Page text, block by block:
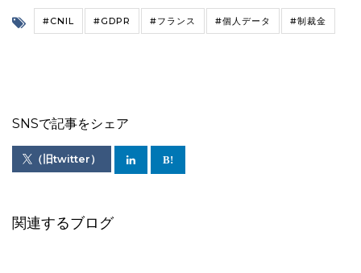
#CNIL #GDPR #フランス #個人データ #制裁金
SNSで記事をシェア
（旧twitter）
関連するブログ